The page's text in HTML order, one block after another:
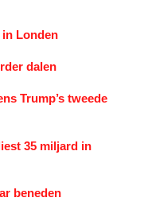
Londen
dalen
Trump’s tweede
35 miljard in
beneden